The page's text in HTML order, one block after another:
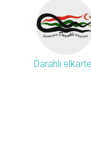
Darahli